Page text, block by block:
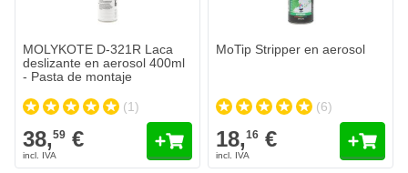
MOLYKOTE D-321R Laca
deslizante en aerosol 400ml
- Pasta de montaje
(1)
38,59 €
MoTip Stripper en aerosol
(6)
18,16 €